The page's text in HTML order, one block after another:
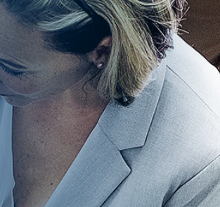
Portugal
Russia
Spain
Switzerland DE FR
Nordics
UK and Ireland
Middle East
Saudi Arabia